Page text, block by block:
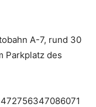
A-7, rund 30
Parkplatz des